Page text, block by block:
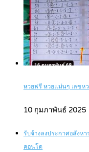
หวยฟรี หวยแม่นๆ เลขห
10 กุมภาพันธ์ 2025
รับจ้างลงประกาศอสังห
คอนโด